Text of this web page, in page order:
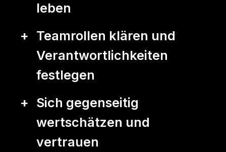
leben
Teamrollen klären und
Verantwortlichkeiten
festlegen
Sich gegenseitig
wertschätzen und
vertrauen